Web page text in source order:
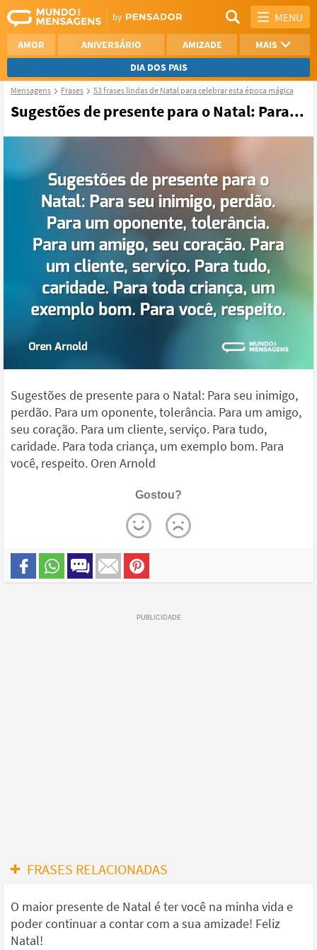
MENU
AMOR ANIVERSÁRIO AMIZADE
MAIS
DIA DOS PAIS
REFLEXÃO
AGRADECIMENTO
Mensagens Frases 53 frases lindas de Natal para celebrar esta época mágica
Sugestões de presente para o Natal: Para...
Sugestões de presente para o Natal: Para seu inimigo,
perdão. Para um oponente, tolerância. Para um amigo,
seu coração. Para um cliente, serviço. Para tudo,
caridade. Para toda criança, um exemplo bom. Para
você, respeito. Oren Arnold
Gostou?
FRASES RELACIONADAS
O maior presente de Natal é ter você na minha vida e
poder continuar a contar com a sua amizade! Feliz
Natal!